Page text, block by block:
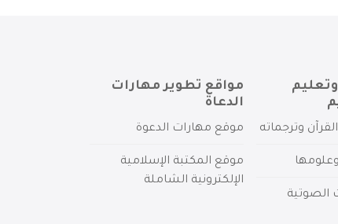
وترجماته
الصوتية
مواقع تطوير مهارات
الدعاة
موقع مهارات الدعوة
موقع المكتبة الإسلامية
الإلكترونية الشاملة